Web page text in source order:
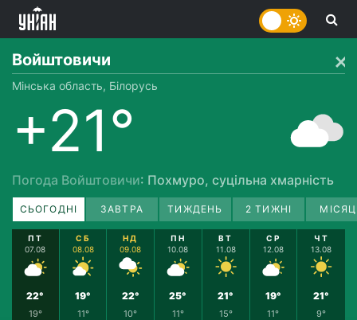
Войштовичи
Мінська область, Білорусь
+21°
Погода Войштовичи: Похмуро, суцільна хмарність
СЬОГОДНІ ЗАВТРА ТИЖДЕНЬ 2 ТИЖНІ
ПТ
07.08
22°
19°
СБ
08.08
19°
11°
НД
09.08
22°
10°
ПН
10.08
25°
11°
ВТ
11.08
21°
15°
СР
12.08
19°
11°
ЧТ
13.08
21°
9°